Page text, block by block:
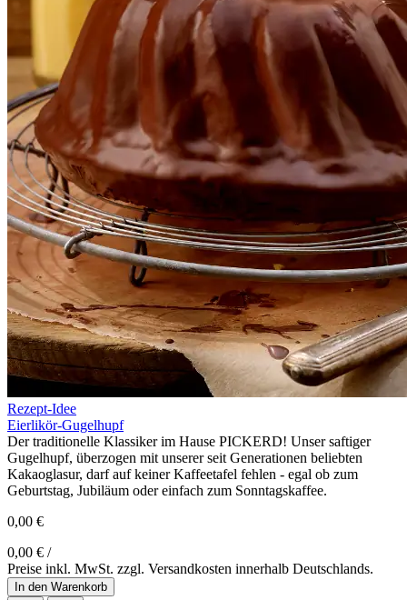
Rezept-Idee
Eierlikör-Gugelhupf
Der traditionelle Klassiker im Hause PICKERD! Unser saftiger
Gugelhupf, überzogen mit unserer seit Generationen beliebten
Kakaoglasur, darf auf keiner Kaffeetafel fehlen - egal ob zum
Geburtstag, Jubiläum oder einfach zum Sonntagskaffee.
0,00 €
0,00 € /
Preise inkl. MwSt. zzgl. Versandkosten innerhalb Deutschlands.
In den Warenkorb